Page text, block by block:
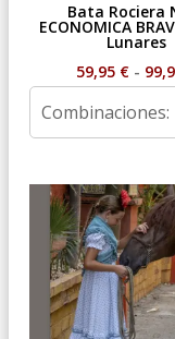
Bata Rociera
ECONOMICA
Lunares
59,95 € -
Combinaciones: